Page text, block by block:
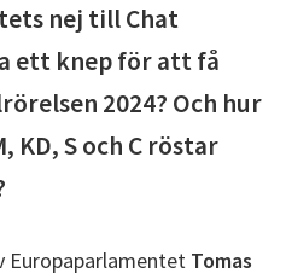
nej till Chat
ett knep för att få
2024? Och hur
KD, S och C röstar
Europaparlamentet Tomas